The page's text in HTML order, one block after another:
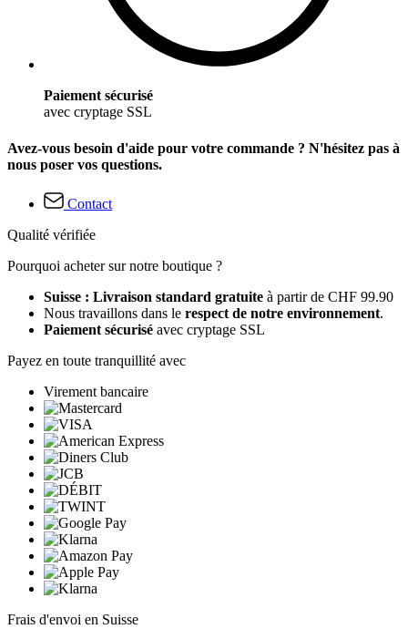
Paiement sécurisé
avec cryptage SSL
Avez-vous besoin d'aide pour votre commande ? N'hésitez pas à
nous poser vos questions.
Contact
Qualité vérifiée
Pourquoi acheter sur notre boutique ?
Suisse : Livraison standard gratuite à partir de CHF 99.90
Nous travaillons dans le respect de notre environnement.
Paiement sécurisé avec cryptage SSL
Payez en toute tranquillité avec
Virement bancaire
Frais d'envoi en Suisse